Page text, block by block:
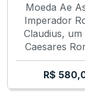
Moeda Ae
Imperador
Claudius, um
Caesares
R$